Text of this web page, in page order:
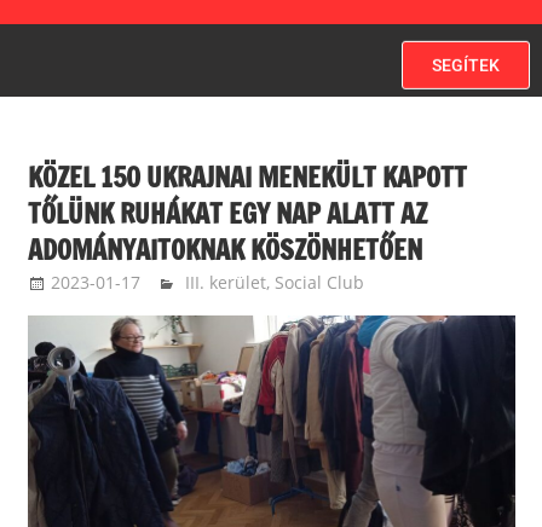
SEGÍTEK
KÖZEL 150 UKRAJNAI MENEKÜLT KAPOTT
TŐLÜNK RUHÁKAT EGY NAP ALATT AZ
ADOMÁNYAITOKNAK KÖSZÖNHETŐEN
2023-01-17 langdavid
III. kerület, Social Club